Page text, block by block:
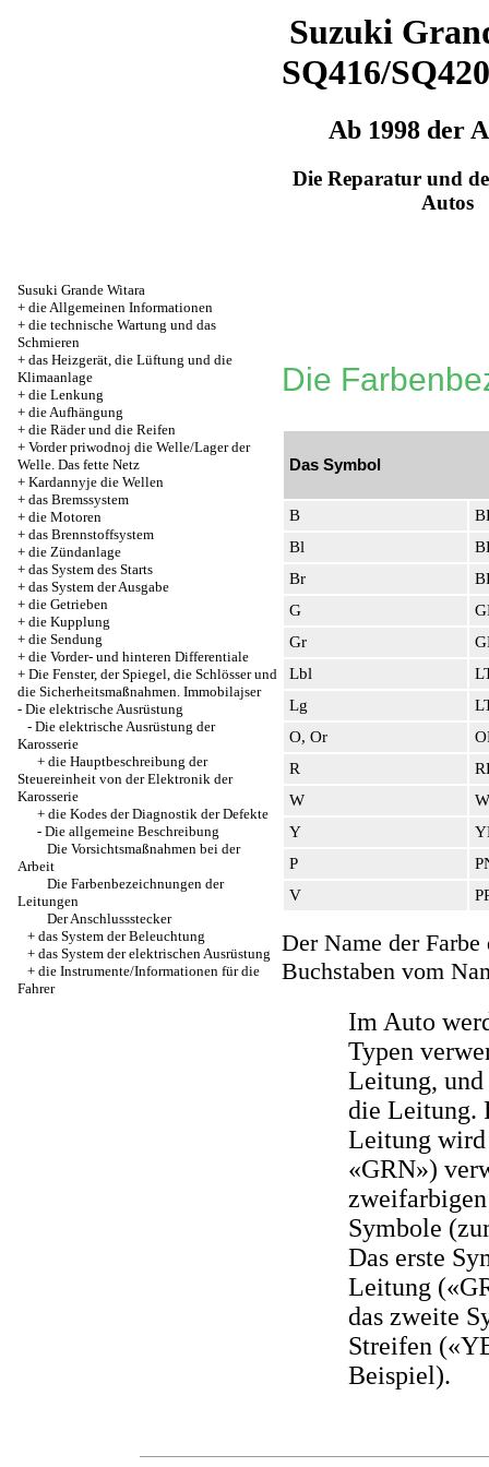
Suzuki
SQ416/
Ab 1998 der
Die Reparatur und
Autos
Susuki Grande Witara
+ die Allgemeinen Informationen
+ die technische Wartung und das
Schmieren
+ das Heizgerät, die Lüftung und die
Klimaanlage
+ die Lenkung
+ die Aufhängung
+ die Räder und die Reifen
+ Vorder priwodnoj die Welle/Lager der
Welle. Das fette Netz
+ Kardannyje die Wellen
+ das Bremssystem
+ die Motoren
+ das Brennstoffsystem
+ die Zündanlage
+ das System des Starts
+ das System der Ausgabe
+ die Getrieben
+ die Kupplung
+ die Sendung
+ die Vorder- und hinteren Differentiale
+ Die Fenster, der Spiegel, die Schlösser und
die Sicherheitsmaßnahmen. Immobilajser
- Die elektrische Ausrüstung
- Die elektrische Ausrüstung der
Karosserie
+ die Hauptbeschreibung der
Steuereinheit von der Elektronik der
Karosserie
+ die Kodes der Diagnostik der Defekte
- Die allgemeine Beschreibung
Die Vorsichtsmaßnahmen bei der
Arbeit
Die Farbenbezeichnungen der
Leitungen
Der Anschlussstecker
+ das System der Beleuchtung
+ das System der elektrischen Ausrüstung
+ die Instrumente/Informationen für die
Fahrer
Die
Das Symbol
B
Bl
Br
G
Gr
Lbl
Lg
O, Or
R
W
Y
P
V
Der Name der
Buchstaben vom
Im Auto
Typen
Leitung,
die Leitung.
Leitung wird
«GRN»)
Symbole
Das erste
Leitung
das zweite
Streifen
Beispiel).